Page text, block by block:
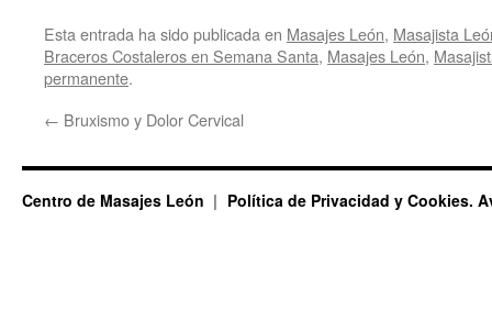
Esta entrada ha sido publicada en Masajes León, Masajista
Braceros Costaleros en Semana Santa, Masajes León,
permanente.
← Bruxismo y Dolor Cervical
Centro de Masajes León Política de Privacidad y Cookies.